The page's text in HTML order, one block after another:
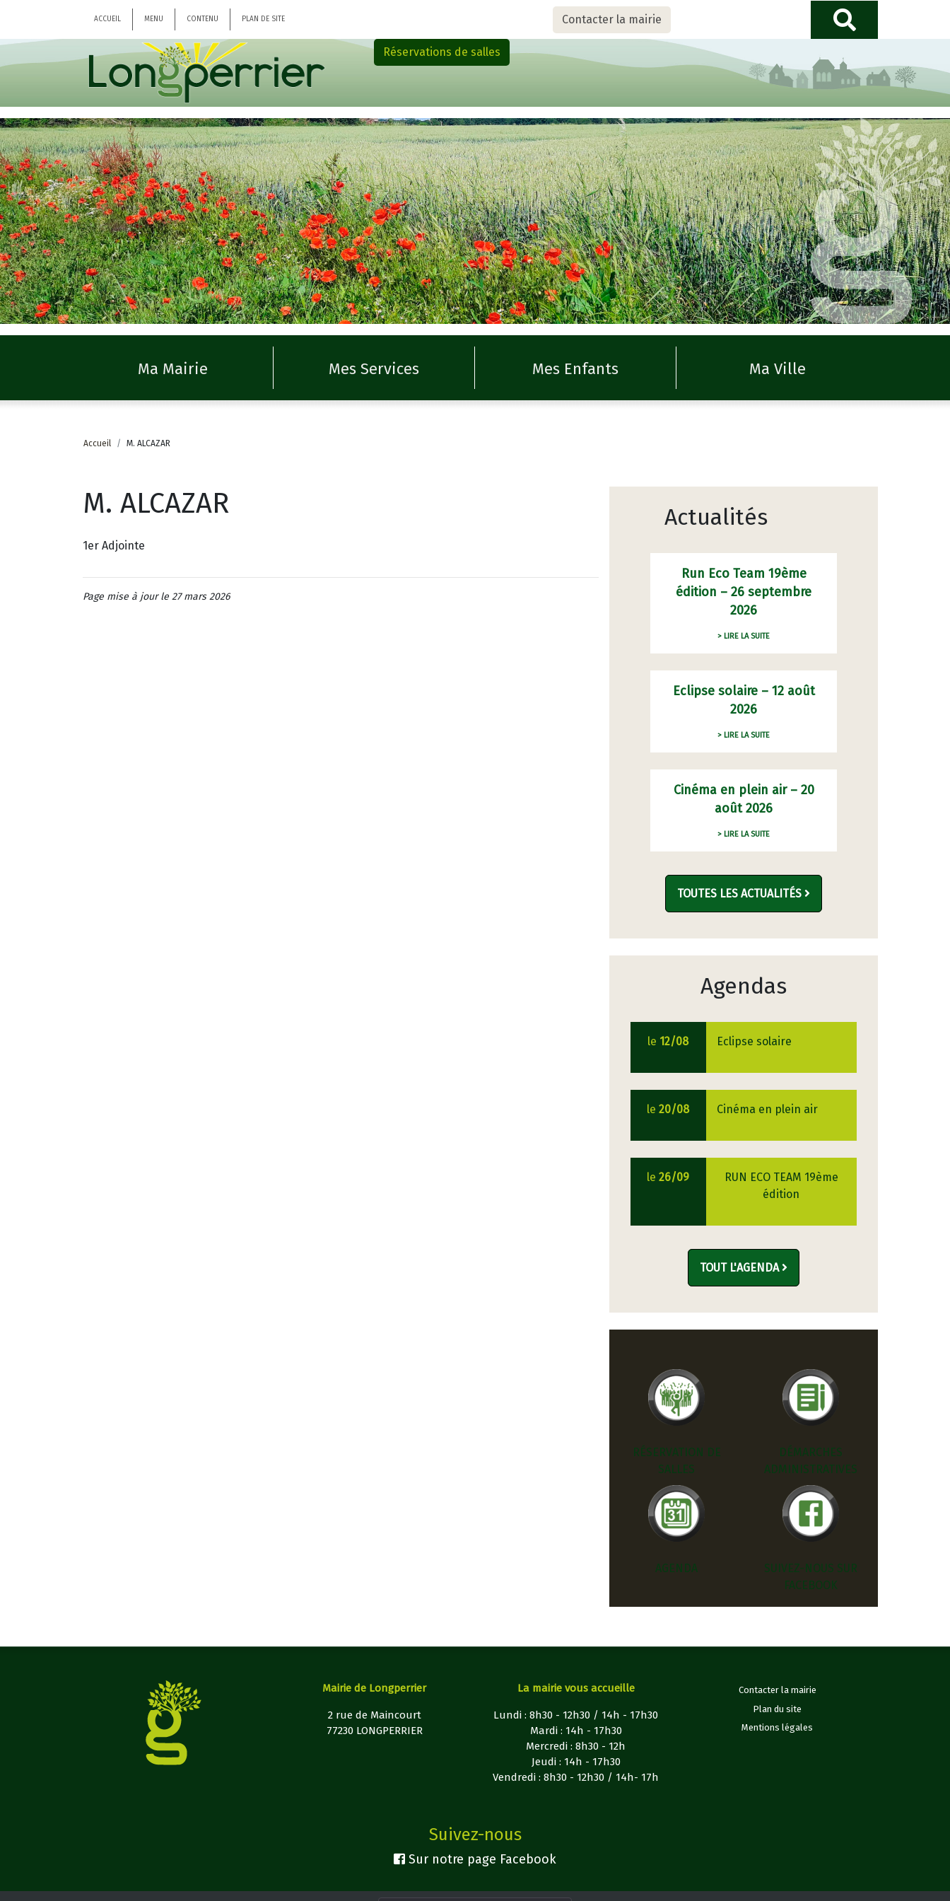
ACCUEIL MENU CONTENU PLAN DE SITE Contacter la mairie
Réservations de salles
Ma Mairie Mes Services Mes Enfants Ma Ville
Accueil M. ALCAZAR
M. ALCAZAR
1er Adjointe
Page mise à jour le 27 mars 2026
Actualités
Run Eco Team 19ème
édition – 26 septembre
2026
> LIRE LA SUITE
Eclipse solaire – 12 août
2026
> LIRE LA SUITE
Cinéma en plein air – 20
août 2026
> LIRE LA SUITE
TOUTES LES ACTUALITÉS
Agendas
le 12/08 Eclipse solaire
le20/08 Cinéma en plein air
le26/09
RUN ECO TEAM 19ème
édition
TOUT L'AGENDA
RÉSERVATION DE
SALLES
DÉMARCHES
ADMINISTRATIVES
AGENDA
SUIVEZ-NOUS SUR
FACEBOOK
Mairie de Longperrier
2 rue de Maincourt
77230 LONGPERRIER
La mairie vous accueille
Lundi : 8h30 - 12h30 / 14h - 17h30
Mardi : 14h - 17h30
Mercredi : 8h30 - 12h
Jeudi : 14h - 17h30
Vendredi : 8h30 - 12h30 / 14h- 17h
Contacter la mairie
Plan du site
Mentions légales
Suivez-nous
Sur notre page Facebook